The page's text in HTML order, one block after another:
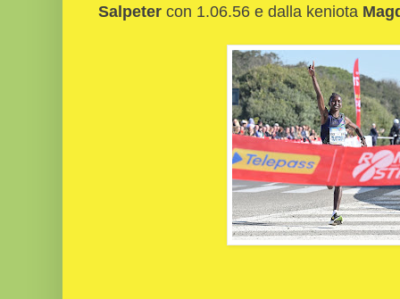
Salpeter con 1.06.56 e dalla keniota